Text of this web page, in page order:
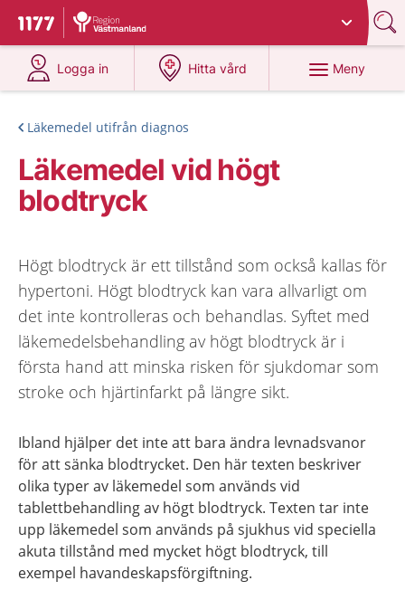
Till startsidan för 1177
Du har valt region
Logga in
på 1177.se
Hitta vård
på 1177.se
Meny
Läkemedel utifrån diagnos
Läkemedel vid högt
blodtryck
Högt blodtryck är ett tillstånd som också kallas för
hypertoni. Högt blodtryck kan vara allvarligt om
det inte kontrolleras och behandlas. Syftet med
läkemedelsbehandling av högt blodtryck är i
första hand att minska risken för sjukdomar som
stroke och hjärtinfarkt på längre sikt.
Ibland hjälper det inte att bara ändra levnadsvanor
för att sänka blodtrycket. Den här texten beskriver
olika typer av läkemedel som används vid
tablettbehandling av högt blodtryck. Texten tar inte
upp läkemedel som används på sjukhus vid speciella
akuta tillstånd med mycket högt blodtryck, till
exempel havandeskapsförgiftning.